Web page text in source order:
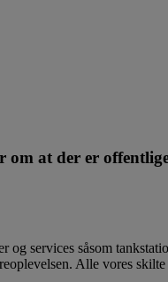
om at der er
services såsom
Alle vores